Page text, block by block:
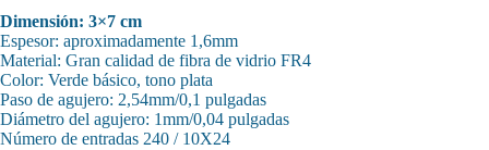
Dimensión: 3×7 cm
Espesor: aproximadamente 1,6mm
Material: Gran calidad de fibra de vidrio FR4
Color: Verde básico, tono plata
Paso de agujero: 2,54mm/0,1 pulgadas
Diámetro del agujero: 1mm/0,04 pulgadas
Número de entradas 240 / 10X24